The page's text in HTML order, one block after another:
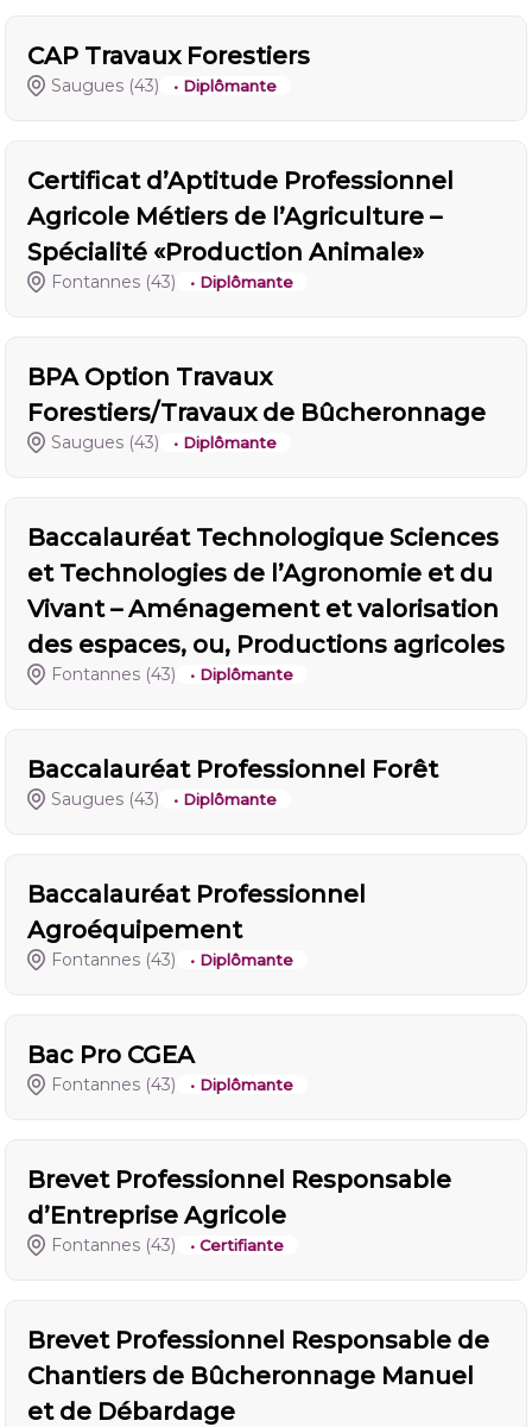
CAP Travaux Forestiers
Saugues (43) • Diplômante
Certificat d’Aptitude Professionnel
Agricole Métiers de l’Agriculture –
Spécialité «Production Animale»
Fontannes (43) • Diplômante
BPA Option Travaux
Forestiers/Travaux de Bûcheronnage
Saugues (43) • Diplômante
Baccalauréat Technologique Sciences
et Technologies de l’Agronomie et du
Vivant – Aménagement et valorisation
des espaces, ou, Productions agricoles
Fontannes (43) • Diplômante
Baccalauréat Professionnel Forêt
Saugues (43) • Diplômante
Baccalauréat Professionnel
Agroéquipement
Fontannes (43) • Diplômante
Bac Pro CGEA
Fontannes (43) • Diplômante
Brevet Professionnel Responsable
d’Entreprise Agricole
Fontannes (43) • Certifiante
Brevet Professionnel Responsable de
Chantiers de Bûcheronnage Manuel
et de Débardage